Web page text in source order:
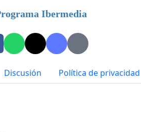
Ibermedia
Discusión Política de privacidad